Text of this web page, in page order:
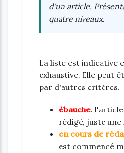
d'un article.
quatre niveaux.
La liste est indicative
exhaustive. Elle peut
par d'autres critères.
ébauche:
rédigé, juste une
en cours de
est commencé